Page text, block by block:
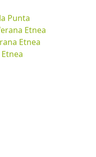
Punta
Etnea
Etnea